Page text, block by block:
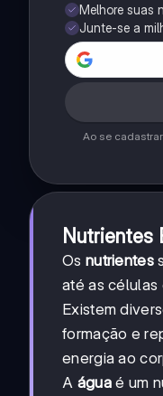
Melhore suas
Junte-se a
Ao se
Nutrientes
Os nutrientes
até as células
Existem
formação e
energia ao
A águaé um